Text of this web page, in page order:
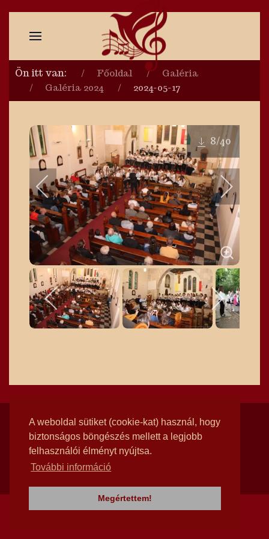
A weboldal sütiket (cookie-kat) használ, hogy
biztonságos böngészés mellett a legjobb
felhasználói élményt nyújtsa.
További információ
Megértettem!
Ön itt van: Főoldal
Galéria
Galéria 2024
2024-05-17
8/40
© 2026 Rotunda Kórus Alapítvány